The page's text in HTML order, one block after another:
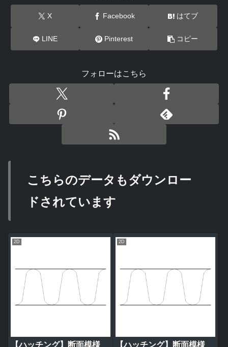
X Facebook はてブ
LINE Pinterest コピー
フォローはこちら
こちらのデータもダウンロー
ドされています
2D
【ハッチング】断面模様
2D
【ハッチング】断面模様